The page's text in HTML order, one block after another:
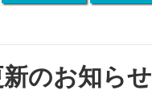
新のお知らせ